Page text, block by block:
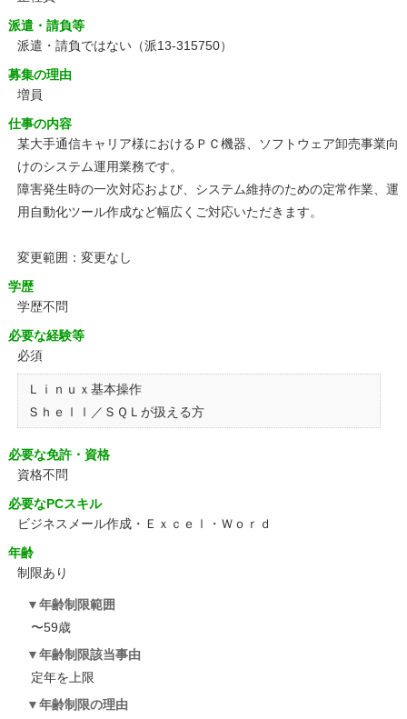
派遣・請負等
派遣・請負ではない（派13-315750）
募集の理由
増員
仕事の内容
某大手通信キャリア様におけるＰＣ機器、ソフトウェア卸売事業向
けのシステム運用業務です。
障害発生時の一次対応および、システム維持のための定常作業、運
用自動化ツール作成など幅広くご対応いただきます。
変更範囲：変更なし
学歴
学歴不問
必要な経験等
必須
Ｌｉｎｕｘ基本操作
Ｓｈｅｌｌ／ＳＱＬが扱える方
必要な免許・資格
資格不問
必要なPCスキル
ビジネスメール作成・Ｅｘｃｅｌ・Ｗｏｒｄ
年齢
制限あり
年齢制限範囲
〜59歳
年齢制限該当事由
定年を上限
年齢制限の理由